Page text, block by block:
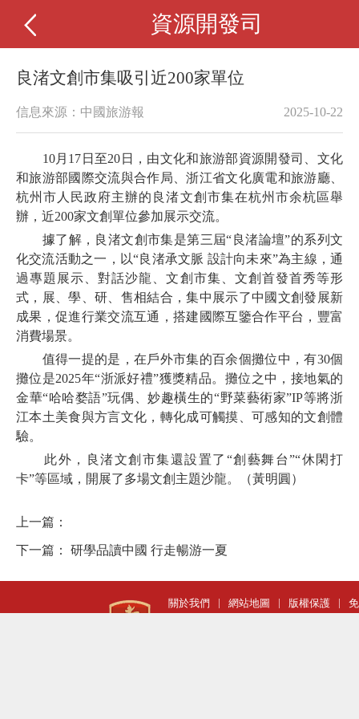
資源開發司
良渚文創市集吸引近200家單位
信息來源：中國旅游報 2025-10-22
10月17日至20日，由文化和旅游部資源開發司、文化
和旅游部國際交流與合作局、浙江省文化廣電和旅游廳、
杭州市人民政府主辦的良渚文創市集在杭州市余杭區舉
辦，近200家文創單位參加展示交流。
據了解，良渚文創市集是第三屆“良渚論壇”的系列文
化交流活動之一，以“良渚承文脈 設計向未來”為主線，通
過專題展示、對話沙龍、文創市集、文創首發首秀等形
式，展、學、研、售相結合，集中展示了中國文創發展新
成果，促進行業交流互通，搭建國際互鑒合作平台，豐富
消費場景。
值得一提的是，在戶外市集的百余個攤位中，有30個
攤位是2025年“浙派好禮”獲獎精品。攤位之中，接地氣的
金華“哈哈婺語”玩偶、妙趣橫生的“野菜藝術家”IP等將浙
江本土美食與方言文化，轉化成可觸摸、可感知的文創體
驗。
此外，良渚文創市集還設置了“創藝舞台”“休閑打
卡”等區域，開展了多場文創主題沙龍。（黃明圓）
上一篇：
下一篇： 研學品讀中國 行走暢游一夏